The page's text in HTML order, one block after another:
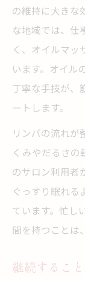
の維持に大きな
な地域では、仕
く、オイルマッ
います。オイル
丁寧な手技が、
ートします。
リンパの流れが
くみやだるさの
のサロン利用者
ぐっすり眠れる
ています。忙し
間を持つことは
継続するこ